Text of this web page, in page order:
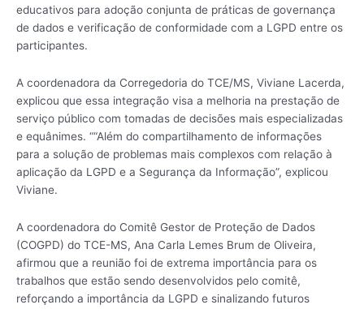
educativos para adoção conjunta de práticas de governança
de dados e verificação de conformidade com a LGPD entre os
participantes.
A coordenadora da Corregedoria do TCE/MS, Viviane Lacerda,
explicou que essa integração visa a melhoria na prestação de
serviço público com tomadas de decisões mais especializadas
e equânimes. ““Além do compartilhamento de informações
para a solução de problemas mais complexos com relação à
aplicação da LGPD e a Segurança da Informação”, explicou
Viviane.
A coordenadora do Comitê Gestor de Proteção de Dados
(COGPD) do TCE-MS, Ana Carla Lemes Brum de Oliveira,
afirmou que a reunião foi de extrema importância para os
trabalhos que estão sendo desenvolvidos pelo comitê,
reforçando a importância da LGPD e sinalizando futuros